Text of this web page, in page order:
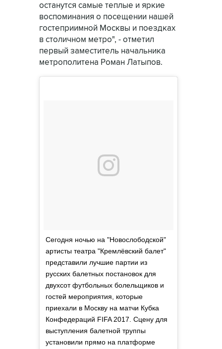
останутся самые теплые и яркие
воспоминания о посещении нашей
гостеприимной Москвы и поездках
в столичном метро", - отметил
первый заместитель начальника
метрополитена Роман Латыпов.
Сегодня ночью на "Новослободской"
артисты театра "Кремлёвский балет"
представили лучшие партии из
русских балетных постановок для
двухсот футбольных болельщиков и
гостей мероприятия, которые
приехали в Москву на матчи Кубка
Конфедераций FIFA 2017. Сцену для
выступления балетной труппы
установили прямо на платформе